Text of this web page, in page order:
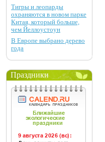
Тигры и леопарды
охраняются в новом парке
Китая, который больше,
чем Йеллоустоун
В Европе выбрано дерево
года
Праздники